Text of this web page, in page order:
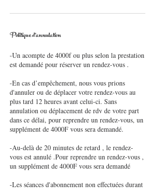
Politique d'annulation
-Un acompte de 4000f ou plus selon la prestation
est demandé pour réserver un rendez-vous .
-En cas d’empêchement, nous vous prions
d'annuler ou de déplacer votre rendez-vous au
plus tard 12 heures avant celui-ci. Sans
annulation ou déplacement de rdv de votre part
dans ce délai, pour reprendre un rendez-vous, un
supplément de 4000F vous sera demandé.
-Au-delà de 20 minutes de retard , le rendez-
vous est annulé .Pour reprendre un rendez-vous ,
un supplément de 4000F vous sera demandé
-Les séances d'abonnement non effectuées durant